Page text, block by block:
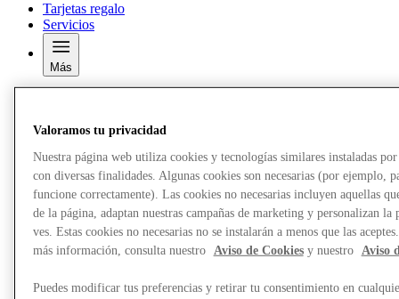
Tarjetas regalo
Servicios
Más
Valoramos tu privacidad
Nuestra página web utiliza cookies y tecnologías similares instaladas
con diversas finalidades. Algunas cookies son necesarias (por ejemplo,
funcione correctamente). Las cookies no necesarias incluyen aquellas
de la página, adaptan nuestras campañas de marketing y personalizan la
ves. Estas cookies no necesarias no se instalarán a menos que las
más información, consulta nuestro Aviso de Cookiesy nuestro Aviso
Puedes modificar tus preferencias y retirar tu consentimiento en